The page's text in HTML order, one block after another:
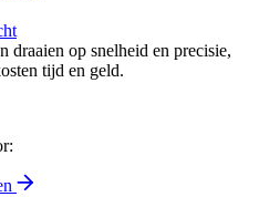
draaien op snelheid en precisie,
tijd en geld.